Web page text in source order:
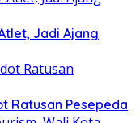
Jadi Ajang
Ratusan Pesepeda